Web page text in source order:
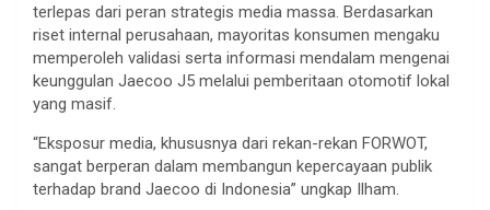
terlepas dari peran strategis media massa. Berdasarkan
riset internal perusahaan, mayoritas konsumen mengaku
memperoleh validasi serta informasi mendalam mengenai
keunggulan Jaecoo J5 melalui pemberitaan otomotif lokal
yang masif.
“Eksposur media, khususnya dari rekan-rekan FORWOT,
sangat berperan dalam membangun kepercayaan publik
terhadap brand Jaecoo di Indonesia” ungkap Ilham.